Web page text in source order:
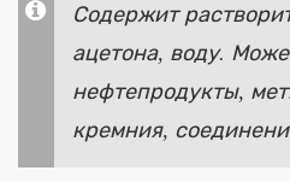
Содержит
ацетона, воду.
нефтепродукты,
кремния,